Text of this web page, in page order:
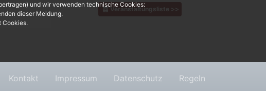
Veranstaltungsliste >>
Kontakt Impressum Datenschutz Regeln
und wir verwenden technische Cookies:
dieser Meldung.
Cookies.